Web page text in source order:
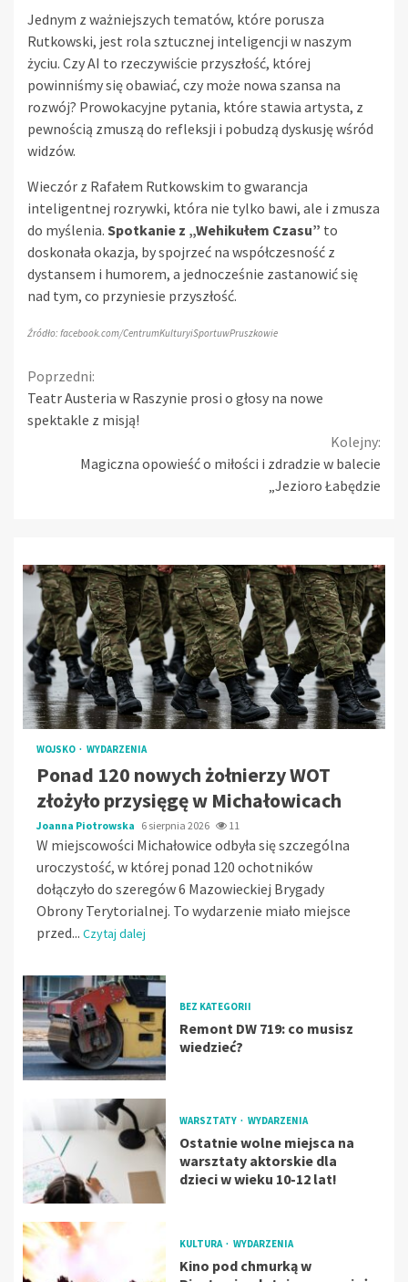
Jednym z ważniejszych tematów, które porusza
Rutkowski, jest rola sztucznej inteligencji w naszym
życiu. Czy AI to rzeczywiście przyszłość, której
powinniśmy się obawiać, czy może nowa szansa na
rozwój? Prowokacyjne pytania, które stawia artysta, z
pewnością zmuszą do refleksji i pobudzą dyskusję wśród
widzów.
Wieczór z Rafałem Rutkowskim to gwarancja
inteligentnej rozrywki, która nie tylko bawi, ale i zmusza
do myślenia. Spotkanie z „Wehikułem Czasu” to
doskonała okazja, by spojrzeć na współczesność z
dystansem i humorem, a jednocześnie zastanowić się
nad tym, co przyniesie przyszłość.
Źródło: facebook.com/CentrumKulturyiSportuwPruszkowie
Continue
Reading
Poprzedni:
Teatr Austeria w Raszynie prosi o głosy na nowe
spektakle z misją!
Kolejny:
Magiczna opowieść o miłości i zdradzie w balecie
„Jezioro Łabędzie
WOJSKO WYDARZENIA
Ponad 120 nowych żołnierzy WOT
złożyło przysięgę w Michałowicach
Joanna Piotrowska 6 sierpnia 2026 11
W miejscowości Michałowice odbyła się szczególna
uroczystość, w której ponad 120 ochotników
dołączyło do szeregów 6 Mazowieckiej Brygady
Obrony Terytorialnej. To wydarzenie miało miejsce
przed... Czytaj dalej
BEZ KATEGORII
Remont DW 719: co musisz
wiedzieć?
WARSZTATY WYDARZENIA
Ostatnie wolne miejsca na
warsztaty aktorskie dla
dzieci w wieku 10-12 lat!
KULTURA WYDARZENIA
Kino pod chmurką w